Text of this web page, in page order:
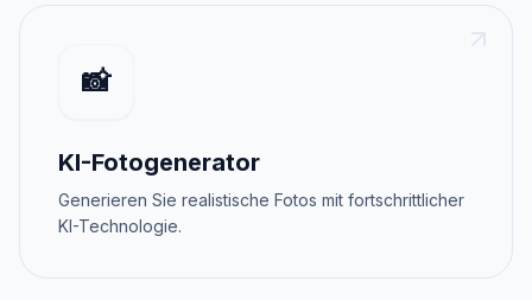
📸
KI-Fotogenerator
Generieren Sie realistische Fotos mit fortschrittlicher
KI-Technologie.